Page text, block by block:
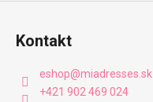
Kontakt
eshop@miadresses.sk
+421 902 469 024